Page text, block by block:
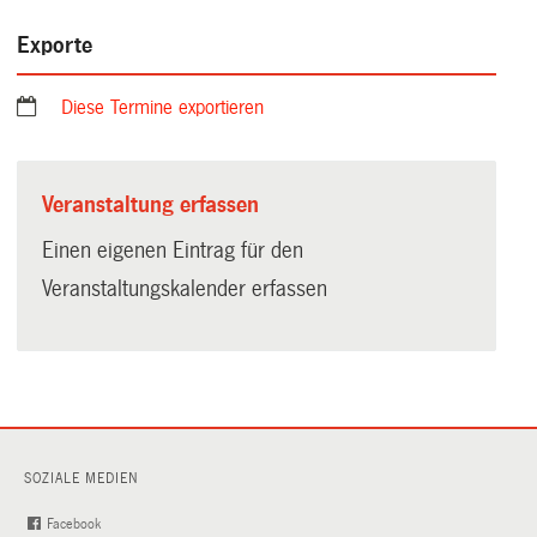
Exporte
Diese Termine exportieren
Veranstaltung erfassen
Einen eigenen Eintrag für den
Veranstaltungskalender erfassen
SOZIALE MEDIEN
Facebook